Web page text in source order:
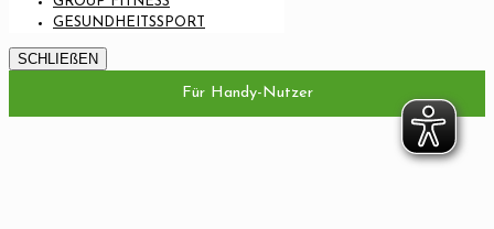
GESUNDHEITSSPORT
SCHLIEßEN
Für Handy-Nutzer